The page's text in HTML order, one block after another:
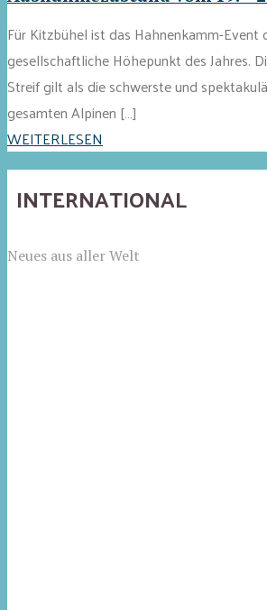
Für Kitzbühel ist das Hahnenkamm-Event
gesellschaftliche Höhepunkt des Jahres.
Streif gilt als die schwerste und
gesamten Alpinen […]
WEITERLESEN
INTERNATIONAL
Neues aus aller Welt